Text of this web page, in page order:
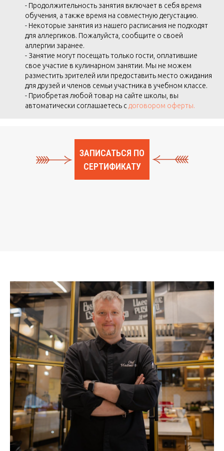
- Продолжительность занятия включает в себя время
обучения, а также время на совместную дегустацию.
- Некоторые занятия из нашего расписания не подходят
для аллергиков. Пожалуйста, сообщите о своей
аллергии заранее.
- Занятие могут посещать только гости, оплатившие
свое участие в кулинарном занятии. Мы не можем
разместить зрителей или предоставить место ожидания
для друзей и членов семьи участника в учебном классе.
- Приобретая любой товар на сайте школы, вы
автоматически соглашаетесь с договором оферты.
ЗАПИСАТЬСЯ ПО
СЕРТИФИКАТУ